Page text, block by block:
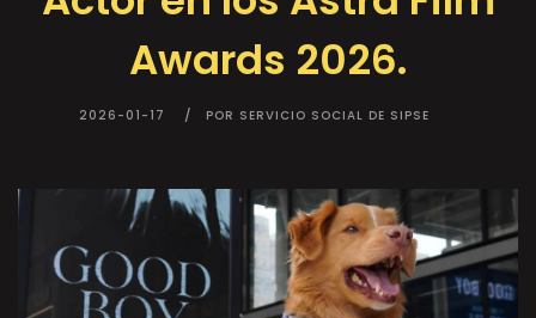
Awards 2026.
2026-01-17 POR SERVICIO SOCIAL DE SIPSE